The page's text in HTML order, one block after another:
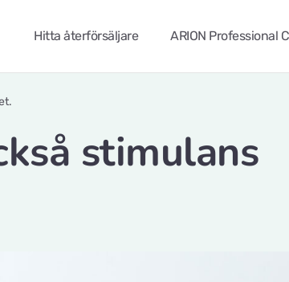
Hitta återförsäljare ARION Professional
stimulans